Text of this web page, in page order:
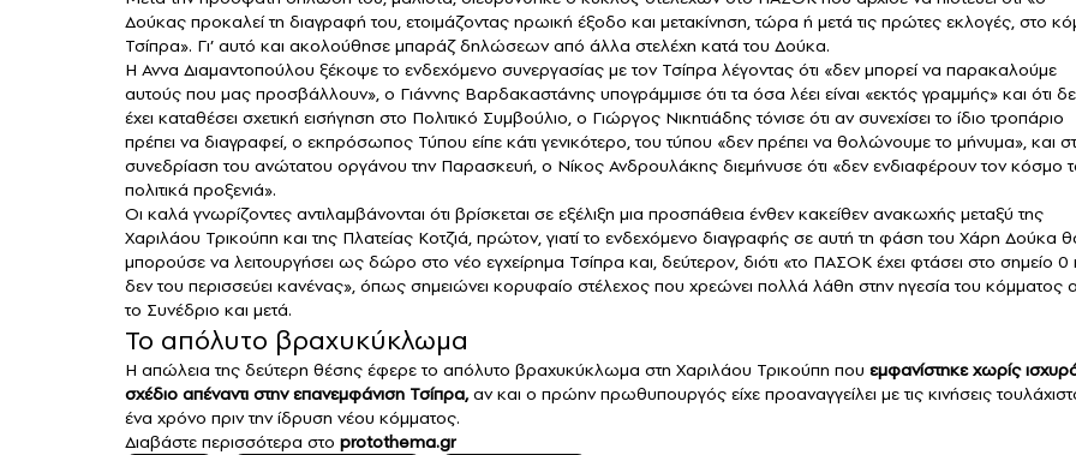
Δούκας προκαλεί τη διαγραφή του, ετοιμάζοντας ηρωική έξοδο και μετακίνηση, τώρα ή μετά τις πρώτες εκλογές, στο
Τσίπρα». Γι’ αυτό και ακολούθησε μπαράζ δηλώσεων από άλλα στελέχη κατά του Δούκα.
Η Αννα Διαμαντοπούλου ξέκοψε το ενδεχόμενο συνεργασίας με τον Τσίπρα λέγοντας ότι «δεν μπορεί να παρακαλούμε
αυτούς που μας προσβάλλουν», ο Γιάννης Βαρδακαστάνης υπογράμμισε ότι τα όσα λέει είναι «εκτός γραμμής» και ότι
έχει καταθέσει σχετική εισήγηση στο Πολιτικό Συμβούλιο, ο Γιώργος Νικητιάδης τόνισε ότι αν συνεχίσει το ίδιο τροπάριο
πρέπει να διαγραφεί, ο εκπρόσωπος Τύπου είπε κάτι γενικότερο, του τύπου «δεν πρέπει να θολώνουμε το μήνυμα», και
συνεδρίαση του ανώτατου οργάνου την Παρασκευή, ο Νίκος Ανδρουλάκης διεμήνυσε ότι «δεν ενδιαφέρουν τον κόσμο
πολιτικά προξενιά».
Οι καλά γνωρίζοντες αντιλαμβάνονται ότι βρίσκεται σε εξέλιξη μια προσπάθεια ένθεν κακείθεν ανακωχής μεταξύ της
Χαριλάου Τρικούπη και της Πλατείας Κοτζιά, πρώτον, γιατί το ενδεχόμενο διαγραφής σε αυτή τη φάση του Χάρη Δούκα
μπορούσε να λειτουργήσει ως δώρο στο νέο εγχείρημα Τσίπρα και, δεύτερον, διότι «το ΠΑΣΟΚ έχει φτάσει στο σημείο 0
δεν του περισσεύει κανένας», όπως σημειώνει κορυφαίο στέλεχος που χρεώνει πολλά λάθη στην ηγεσία του κόμματος
το Συνέδριο και μετά.
Το απόλυτο βραχυκύκλωμα
Η απώλεια της δεύτερη θέσης έφερε το απόλυτο βραχυκύκλωμα στη Χαριλάου Τρικούπη που εμφανίστηκε χωρίς
σχέδιο απέναντι στην επανεμφάνιση Τσίπρα,αν και ο πρώην πρωθυπουργός είχε προαναγγείλει με τις κινήσεις
ένα χρόνο πριν την ίδρυση νέου κόμματος.
Διαβάστε περισσότερα στο protothema.gr